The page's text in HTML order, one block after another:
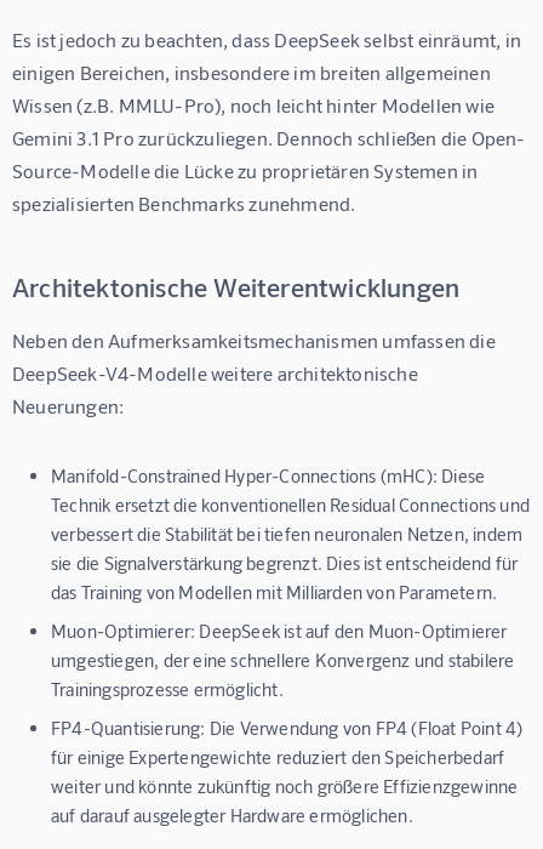
Es ist jedoch zu beachten, dass DeepSeek selbst einräumt, in
einigen Bereichen, insbesondere im breiten allgemeinen
Wissen (z.B. MMLU-Pro), noch leicht hinter Modellen wie
Gemini 3.1 Pro zurückzuliegen. Dennoch schließen die Open-
Source-Modelle die Lücke zu proprietären Systemen in
spezialisierten Benchmarks zunehmend.
Architektonische Weiterentwicklungen
Neben den Aufmerksamkeitsmechanismen umfassen die
DeepSeek-V4-Modelle weitere architektonische
Neuerungen:
Manifold-Constrained Hyper-Connections (mHC): Diese
Technik ersetzt die konventionellen Residual Connections und
verbessert die Stabilität bei tiefen neuronalen Netzen, indem
sie die Signalverstärkung begrenzt. Dies ist entscheidend für
das Training von Modellen mit Milliarden von Parametern.
Muon-Optimierer: DeepSeek ist auf den Muon-Optimierer
umgestiegen, der eine schnellere Konvergenz und stabilere
Trainingsprozesse ermöglicht.
FP4-Quantisierung: Die Verwendung von FP4 (Float Point 4)
für einige Expertengewichte reduziert den Speicherbedarf
weiter und könnte zukünftig noch größere Effizienzgewinne
auf darauf ausgelegter Hardware ermöglichen.